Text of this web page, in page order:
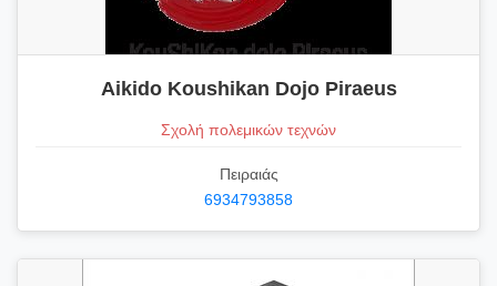
Aikido Koushikan Dojo Piraeus
Σχολή πολεμικών τεχνών
Πειραιάς
6934793858